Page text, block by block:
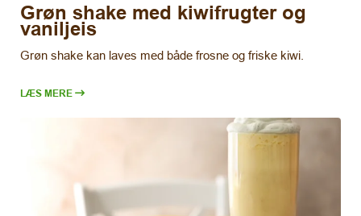
Grøn shake med kiwifrugter og
vaniljeis
Grøn shake kan laves med både frosne og friske kiwi.
LÆS MERE